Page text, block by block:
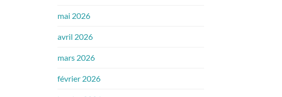
mai 2026
avril 2026
mars 2026
février 2026